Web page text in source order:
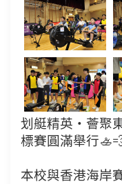
划艇精英・薈聚
標賽圓滿舉行
本校與香港海岸